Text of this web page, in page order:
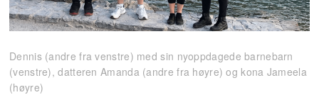
Dennis (andre fra venstre) med sin nyoppdagede barnebarn
(venstre), datteren Amanda (andre fra høyre) og kona Jameela
(høyre)